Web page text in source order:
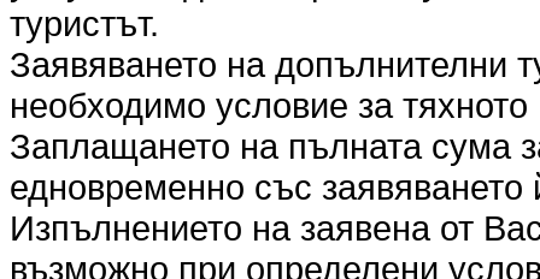
туристът.
Заявяването на допълнителни
необходимо условие за
Заплащането на пълната сума
едновременно със заявяването
Изпълнението на заявена от
възможно при определени